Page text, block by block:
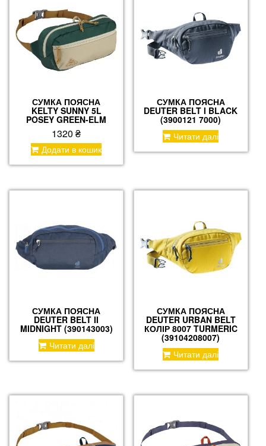
СУМКА ПОЯСНА
KELTY SUNNY 5L
POSEY GREEN-ELM
1320₴
Додати в кошик
СУМКА ПОЯСНА
DEUTER BELT I BLACK
(3900121 7000)
Читати далі
СУМКА ПОЯСНА
DEUTER BELT II
MIDNIGHT (390143003)
Читати далі
СУМКА ПОЯСНА
DEUTER URBAN BELT
КОЛІР 8007 TURMERIC
(39104208007)
Читати далі